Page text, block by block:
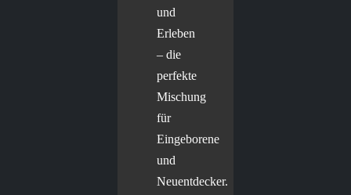
und
Erleben
– die
perfekte
Mischung
für
Eingeborene
und
Neuentdecker.